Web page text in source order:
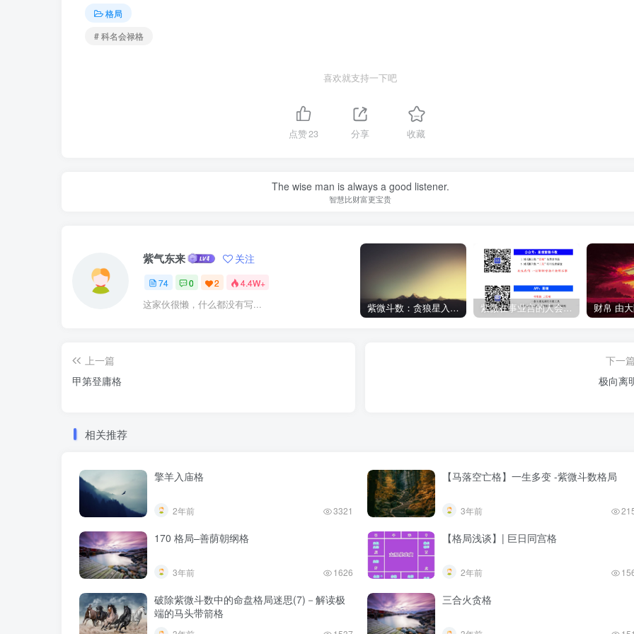
格局
# 科名会禄格
喜欢就支持一下吧
点赞23 分享 收藏
The wise man is always a good listener.
智慧比财富更宝贵
紫气东来 关注
74 0 2 4.4W+
这家伙很懒，什么都没有写... 紫微斗数：贪狼星入命宫、身宫好不好，什么含义？ 紫微在事业宫的人会怎样？ 财帛 由大
上一篇
甲第登庸格
下一篇
极向离
相关推荐
擎羊入庙格
2年前 3321
【马落空亡格】一生多变 -紫微斗数格局
3年前
170 格局–善荫朝纲格
3年前 1626
【格局浅谈】| 巨日同宫格
2年前
破除紫微斗数中的命盘格局迷思(7)－解读极
端的马头带箭格
三合火贪格